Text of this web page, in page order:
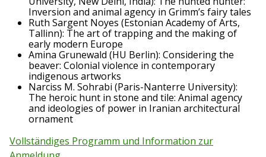
Inversion and animal agency in Grimm’s fairy tales
Ruth Sargent Noyes (Estonian Academy of Arts,
Tallinn): The art of trapping and the making of
early modern Europe
Amina Grunewald (HU Berlin): Considering the
beaver: Colonial violence in contemporary
indigenous artworks
Narciss M. Sohrabi (Paris-Nanterre University):
The heroic hunt in stone and tile: Animal agency
and ideologies of power in Iranian architectural
ornament
Vollständiges Programm und Information zur